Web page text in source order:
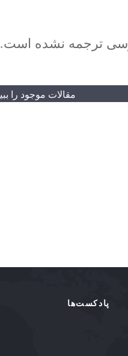
ترجمه نشده است.
مقالات موجود را
پادکست‌ها